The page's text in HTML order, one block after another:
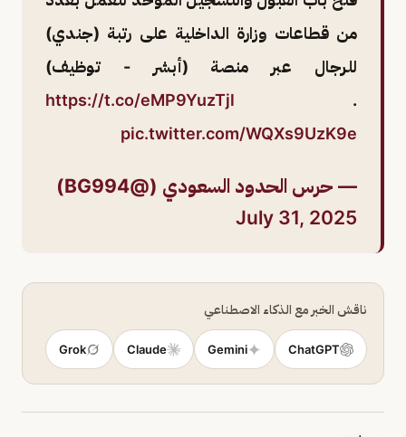
من قطاعات وزارة الداخلية على رتبة (جندي)
للرجال عبر منصة (أبشر - توظيف)
https://t.co/eMP9YuzTjl .
pic.twitter.com/WQXs9UzK9e
— حرس الحدود السعودي (@BG994)
July 31, 2025
ناقش الخبر مع الذكاء الاصطناعي
ChatGPT
Gemini
Claude
Grok